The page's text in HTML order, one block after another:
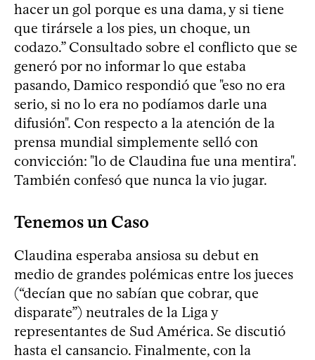
hacer un gol porque es una dama, y si tiene
que tirársele a los pies, un choque, un
codazo.” Consultado sobre el conflicto que se
generó por no informar lo que estaba
pasando, Damico respondió que "eso no era
serio, si no lo era no podíamos darle una
difusión". Con respecto a la atención de la
prensa mundial simplemente selló con
convicción: "lo de Claudina fue una mentira".
También confesó que nunca la vio jugar.
Tenemos un Caso
Claudina esperaba ansiosa su debut en
medio de grandes polémicas entre los jueces
(“decían que no sabían que cobrar, que
disparate”) neutrales de la Liga y
representantes de Sud América. Se discutió
hasta el cansancio. Finalmente, con la